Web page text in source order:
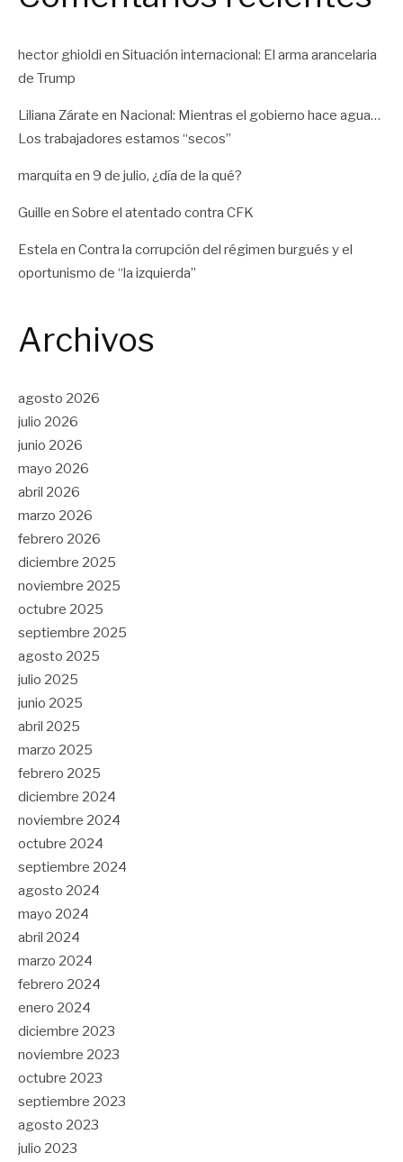
hector ghioldi en Situación internacional: El arma arancelaria
de Trump
Liliana Zárate en Nacional: Mientras el gobierno hace agua…
Los trabajadores estamos “secos”
marquita en 9 de julio, ¿día de la qué?
Guille en Sobre el atentado contra CFK
Estela en Contra la corrupción del régimen burgués y el
oportunismo de “la izquierda”
Archivos
agosto 2026
julio 2026
junio 2026
mayo 2026
abril 2026
marzo 2026
febrero 2026
diciembre 2025
noviembre 2025
octubre 2025
septiembre 2025
agosto 2025
julio 2025
junio 2025
abril 2025
marzo 2025
febrero 2025
diciembre 2024
noviembre 2024
octubre 2024
septiembre 2024
agosto 2024
mayo 2024
abril 2024
marzo 2024
febrero 2024
enero 2024
diciembre 2023
noviembre 2023
octubre 2023
septiembre 2023
agosto 2023
julio 2023